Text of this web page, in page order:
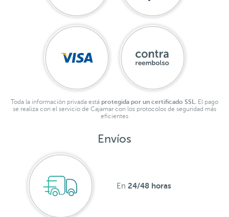
Toda la información privada está protegida por un certificado SSL. El pago
se realiza con el servicio de Cajamar con los protocolos de seguridad más
eficientes
Envíos
En 24/48 horas